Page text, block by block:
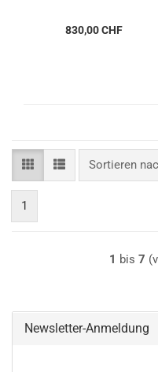
830,00 CHF
Sortieren
Sortieren
1
1 bis 7
Newsletter-Anmeldung